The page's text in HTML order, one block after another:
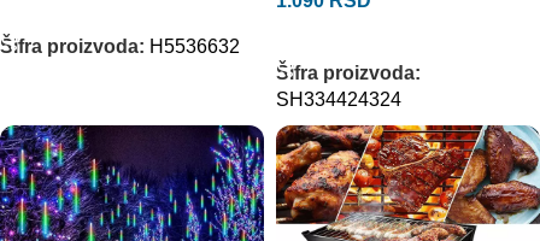
Šifra proizvoda: H5536632
Šifra proizvoda:
SH334424324